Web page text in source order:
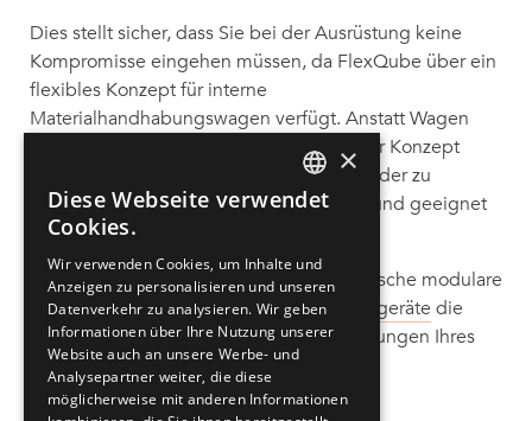
Dies stellt sicher, dass Sie bei der Ausrüstung keine
Kompromisse eingehen müssen, da FlexQube über ein
flexibles Konzept für interne
Materialhandhabungswagen verfügt. Anstatt Wagen
zusammenzuschweißen, können Sie unser Konzept
nutzen, um Wagen und Gestelle miteinander zu
verschrauben. Dies macht sie anpassbar und geeignet
für Neukonfigurationen.
Darüber hinaus können sie kundenspezifische modulare
undautomatisierte Materialhandhabungsgeräte die
trotz der Art des Layouts zu den Anforderungen Ihres
Lagers passt.
ENGLISH
×
Diese Webseite verwendet
Cookies.
Wir verwenden Cookies, um Inhalte und
Anzeigen zu personalisieren und unseren
Datenverkehr zu analysieren. Wir geben
Informationen über Ihre Nutzung unserer
Website auch an unsere Werbe- und
Analysepartner weiter, die diese
möglicherweise mit anderen Informationen